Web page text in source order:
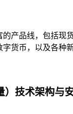
产品线，包括现
货币，以及各种
技术架构与